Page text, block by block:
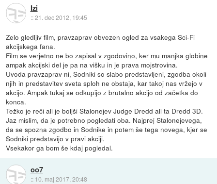
Izi
::21. dec 2012, 19:45
Zelo gledljiv film, pravzaprav obvezen ogled za vsakega Sci-Fi
akcijskega fana.
Film se verjetno ne bo zapisal v zgodovino, ker mu manjka globine
ampak akcijski del je pa na višku in je prava mojstrovina.
Uvoda pravzaprav ni, Sodniki so slabo predstavljeni, zgodba okoli
njih in predstavitev sveta sploh ne obstaja, kar takoj nas vržejo v
akcijo. Ampak tukaj se odkupijo z brutalno akcijo od začetka do
konca.
Težko je reči ali je boljši Stalonejev Judge Dredd ali ta Dredd 3D.
Jaz mislim, da je potrebno pogledati oba. Najprej Stalonejevega,
da se spozna zgodbo in Sodnike in potem še tega novega, kjer se
Sodniki predstavijo v pravi akciji.
Vsekakor ga bom še kdaj pogledal.
oo7
:: 10. maj 2017, 20:48